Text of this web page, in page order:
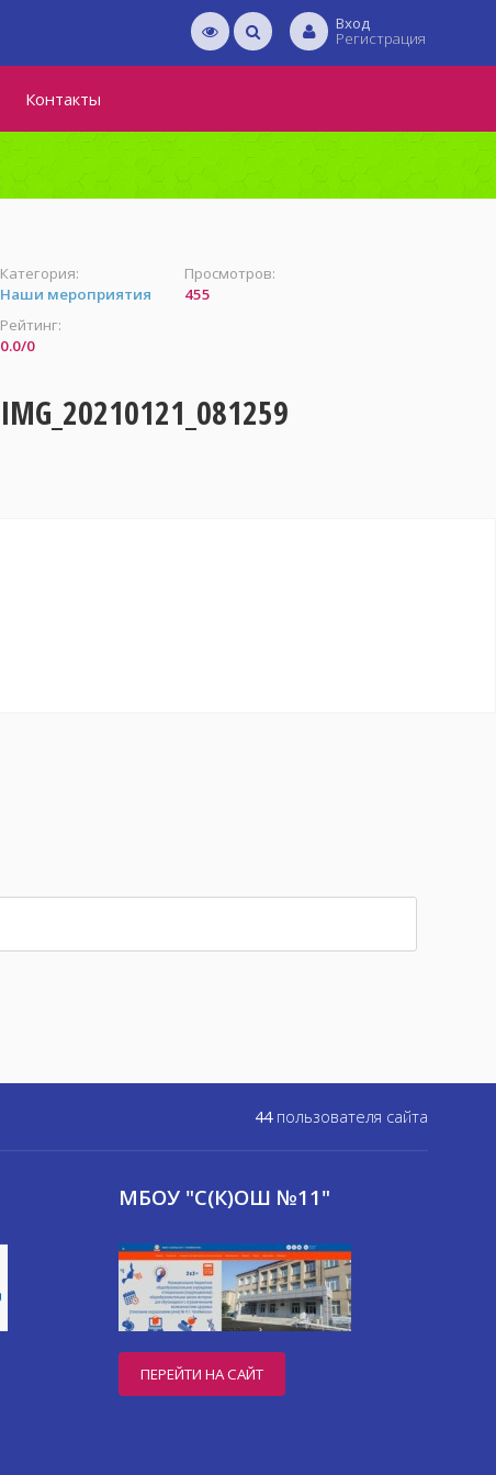
Вход
Регистрация
Контакты
Категория:
Наши мероприятия
Просмотров:
455
Рейтинг:
0.0/0
IMG_20210121_081259
44пользователя сайта
МБОУ "С(К)ОШ №11"
ПЕРЕЙТИ НА САЙТ